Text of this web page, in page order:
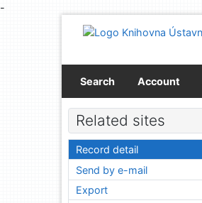
-
Go to menu
Search Account
Related sites
Record detail
Send by e-mail
Export